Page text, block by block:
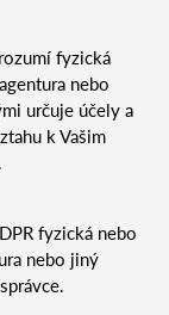
fyzická
nebo
určuje účely a
k Vašim
fyzická nebo
nebo jiný